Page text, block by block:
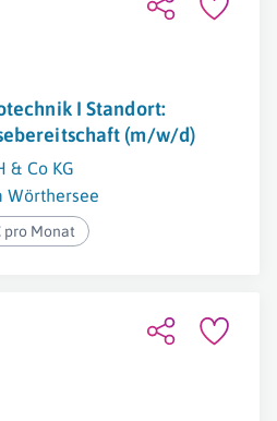
I Standort:
(m/w/d)
& Co KG
Wörthersee
pro Monat